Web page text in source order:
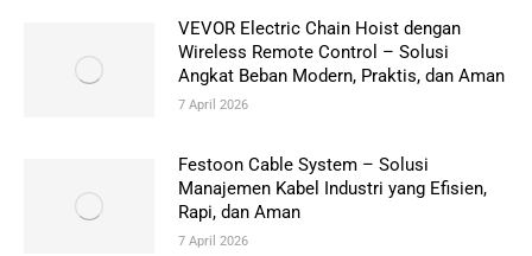
VEVOR Electric Chain Hoist dengan
Wireless Remote Control – Solusi
Angkat Beban Modern, Praktis, dan Aman
7 April 2026
Festoon Cable System – Solusi
Manajemen Kabel Industri yang Efisien,
Rapi, dan Aman
7 April 2026